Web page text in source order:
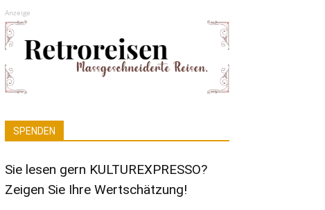
Anzeige
SPENDEN
Sie lesen gern KULTUREXPRESSO?
Zeigen Sie Ihre Wertschätzung!